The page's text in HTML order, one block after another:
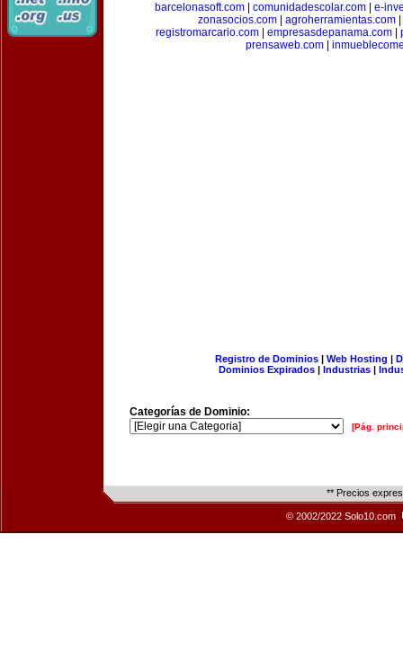
barcelonasoft.com
comunidadescolar.com
e-
zonasocios.com
agroherramientas.com
registromarcario.com| empresasdepanama.com|
prensaweb.com
Registro de Dominios| Web Hosting |
Dominios Expirados | Industrias |
Categorías de Dominio:
[Pág.
** Precios
© 2002/2022 Solo10.com